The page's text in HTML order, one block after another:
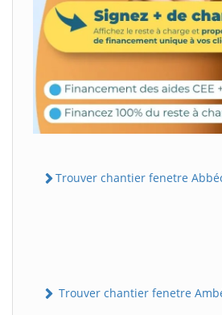
Trouver chantier fenetre
Trouver chantier fenetre